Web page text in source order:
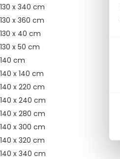
130 x 340 cm
130 x 360 cm
130 x 40 cm
130 x 50 cm
140 cm
140 x 140 cm
140 x 220 cm
140 x 240 cm
140 x 280 cm
140 x 300 cm
140 x 320 cm
140 x 340 cm